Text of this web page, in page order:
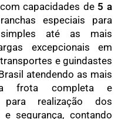
capacidades de 5 a
especiais para
até as mais
excepcionais em
e guindastes
atendendo as mais
frota completa e
para realização dos
segurança, contando